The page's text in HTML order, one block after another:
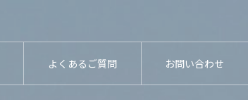
よくあるご質問 お問い合わせ